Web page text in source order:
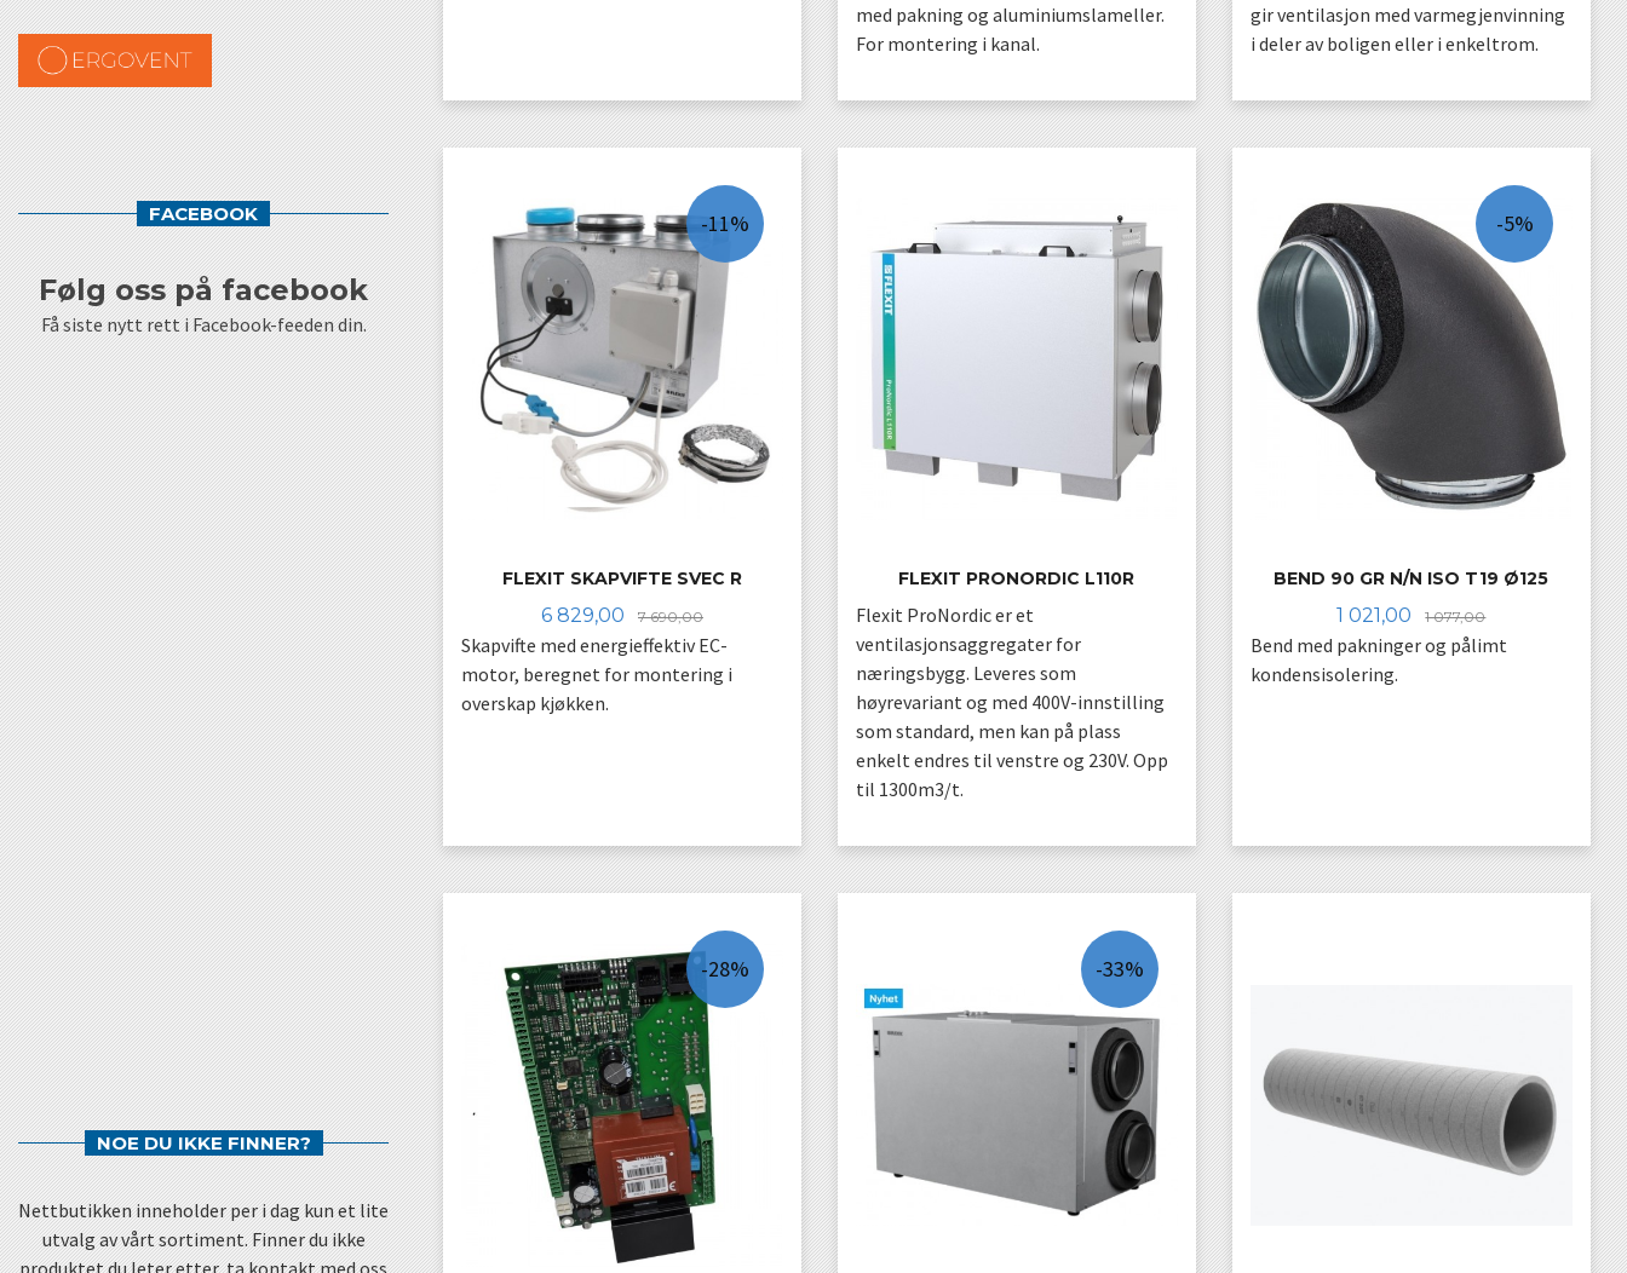
FACEBOOK
følg oss på facebook
Få siste nytt rett i Facebook-feeden din.
NOE DU IKKE FINNER?
Nettbutikken inneholder per i dag kun et lite
utvalg av vårt sortiment. Finner du ikke
KJØP KJØP
med pakning og aluminiumslameller.
For montering i kanal.
KJØP
gir ventilasjon med varmegjenvinning
i deler av boligen eller i enkeltrom.
FLEXIT SKAPVIFTE SVEC R
Tilbud
6 829,00 7 690,00Rabatt
-11%
KJØP
Skapvifte med energieffektiv EC-
motor, beregnet for montering i
overskap kjøkken.
FLEXIT PRONORDIC L110R
LES MER
Flexit ProNordic er et
ventilasjonsaggregater for
næringsbygg. Leveres som
høyrevariant og med 400V-innstilling
som standard, men kan på plass
enkelt endres til venstre og 230V. Opp
til 1300m3/t.
BEND 90 GR N/N ISO T19 Ø125
Tilbud
1 021,00 1 077,00Rabatt
-5%
KJØP
Bend med pakninger og pålimt
kondensisolering.
-28% -33%